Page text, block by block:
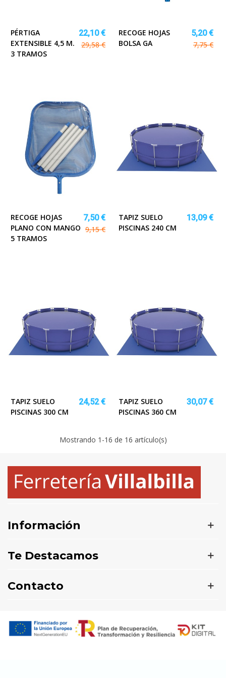
PÉRTIGA
EXTENSIBLE 4,5 M.
3 TRAMOS
22,10 €
29,58 €
RECOGE HOJAS
BOLSA GA
5,20 €
7,75 €
RECOGE HOJAS
PLANO CON MANGO
5 TRAMOS
7,50 €
9,15 €
TAPIZ SUELO
PISCINAS 240 CM
13,09 €
TAPIZ SUELO
PISCINAS 300 CM
24,52 €
TAPIZ SUELO
PISCINAS 360 CM
30,07 €
Mostrando 1 -16 de 16 artículo(s)
Información
Te Destacamos
Contacto